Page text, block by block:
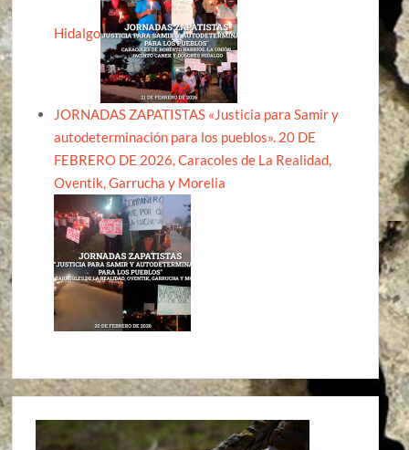
Hidalgo
JORNADAS ZAPATISTAS «Justicia para Samir y
autodeterminación para los pueblos». 20 DE
FEBRERO DE 2026, Caracoles de La Realidad,
Oventik, Garrucha y Morelia